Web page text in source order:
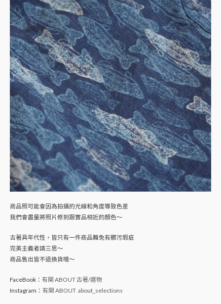
商品照可能會因為拍攝的光線和角度導致色差
我們會盡量將照片修到跟實品相近的顏色～
古著具年代性，皆只有一件商品難免有髒污瑕疵
完美主義者請三思～
商品售出皆不退換貨哦～
FaceBook： 有関 ABOUT 古著/選物
Instagram： 有関 ABOUT about_selections